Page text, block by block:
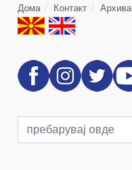
Дома Контакт Архива